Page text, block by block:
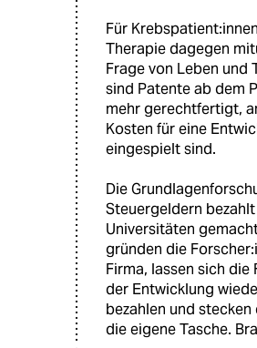
Für
Therapie dagegen
Frage von Leben und
sind Patente ab dem
mehr gerechtfertigt,
Kosten für eine
eingespielt sind.
Die
Steuergeldern bezahlt
Universitäten
gründen die
Firma, lassen sich
der Entwicklung
bezahlen und
die eigene Tasche.